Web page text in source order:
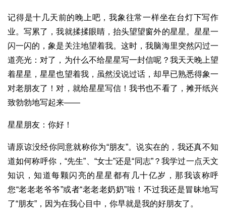
记得是十几天前的晚上吧，我象往常一样坐在台灯下写作
业。写累了，我就揉揉眼睛，抬头望望窗外的星星。星星一
闪一闪的，象是关注地望着我。这时，我脑海里突然闪过一
道亮光：对了，为什么不给星星写一封信呢？我天天晚上望
着星星，星星也望着我，虽然没说过话，却早已熟悉得象一
对老朋友了！对，就给星星写信！我书也不看了，摊开纸兴
致勃勃地写起来——
星星朋友：你好！
请原谅没经你同意就称你为“朋友”。说实在的，我还真不知
道如何称呼你，“先生”、“女士”还是“同志”？我学过一点天文
知识，知道每颗闪亮的星星都有几十亿岁，那我该称呼
您“老老老爷爷”或者“老老老奶奶”啦！不过我还是冒昧地写
了“朋友”，因为在我心目中，你早就是我的好朋友了。